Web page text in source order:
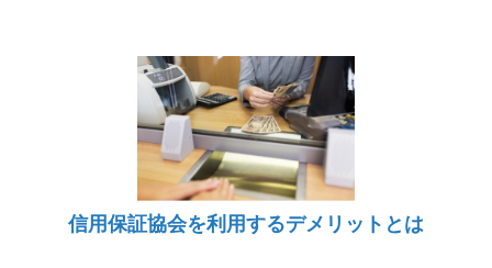
信用保証協会を利用するデメリットとは